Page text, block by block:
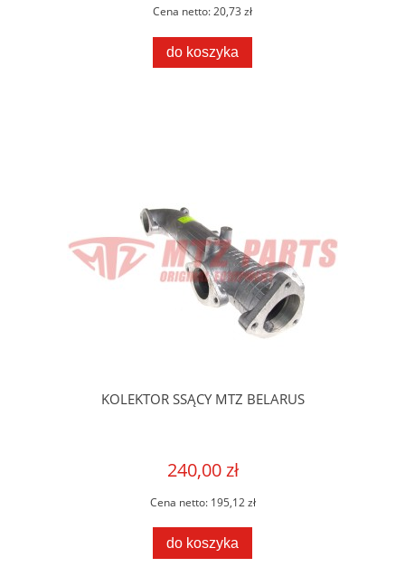
Cena netto:20,73 zł
do koszyka
KOLEKTOR SSĄCY MTZ BELARUS
240,00 zł
Cena netto: 195,12 zł
do koszyka